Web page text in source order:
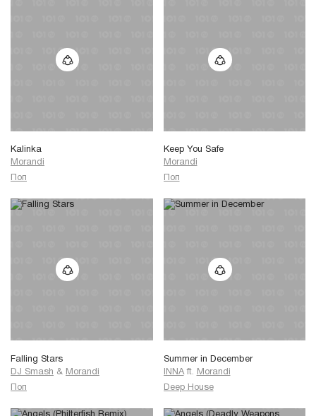
Kalinka
Morandi
Поп
Keep You Safe
Morandi
Поп
Falling Stars
DJ Smash & Morandi
Поп
Summer in December
INNA ft. Morandi
Deep House